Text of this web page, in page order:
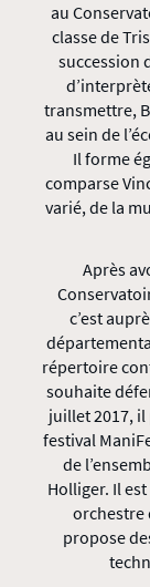
au
classe de
succession
transmettre,
au sein de
Il forme
comparse
varié, de la
Après
c’est
répertoire
souhaite
juillet 2017,
festival
de
Holliger. Il
orchestre
propose